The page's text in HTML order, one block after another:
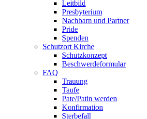
Leitbild
Presbyterium
Nachbarn und Partner
Pride
Spenden
Schutzort Kirche
Schutzkonzept
Beschwerdeformular
FAQ
Trauung
Taufe
Pate/Patin werden
Konfirmation
Sterbefall